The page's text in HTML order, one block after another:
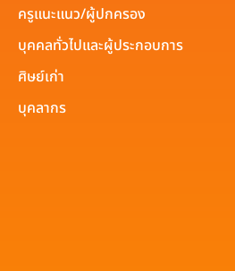
ครูแนะแนว/ผู้ปกครอง
บุคคลทั่วไปและผู้ประกอบการ
ศิษย์เก่า
บุคลากร